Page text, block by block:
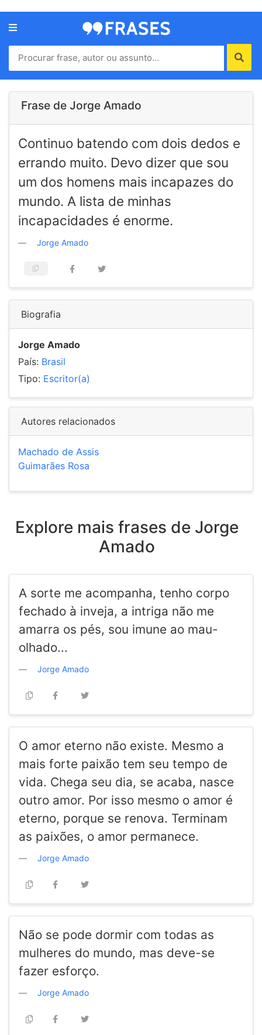
Menu
Home
Autores
de
Contato
Frase de Jorge Amado
Continuo batendo com dois dedos e
errando muito. Devo dizer que sou
um dos homens mais incapazes do
mundo. A lista de minhas
incapacidades é enorme.
Jorge Amado
Biografia
Jorge Amado
País: Brasil
Tipo: Escritor(a)
Autores relacionados
Machado de Assis
Guimarães Rosa
Explore mais frases de Jorge
Amado
A sorte me acompanha, tenho corpo
fechado à inveja, a intriga não me
amarra os pés, sou imune ao mau-
olhado...
Jorge Amado
O amor eterno não existe. Mesmo a
mais forte paixão tem seu tempo de
vida. Chega seu dia, se acaba, nasce
outro amor. Por isso mesmo o amor é
eterno, porque se renova. Terminam
as paixões, o amor permanece.
Jorge Amado
Não se pode dormir com todas as
mulheres do mundo, mas deve-se
fazer esforço.
Jorge Amado